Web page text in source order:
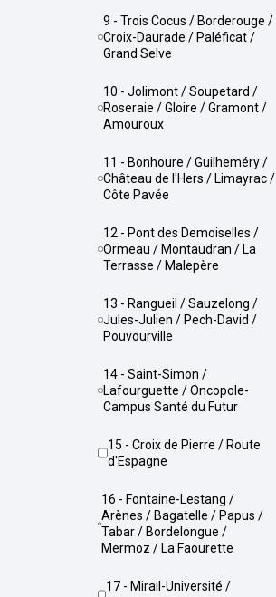
9 - Trois Cocus / Borderouge /
Croix-Daurade / Paléficat /
Grand Selve
10 - Jolimont / Soupetard /
Roseraie / Gloire / Gramont /
Amouroux
11 - Bonhoure / Guilheméry /
Château de l'Hers / Limayrac /
Côte Pavée
12 - Pont des Demoiselles /
Ormeau / Montaudran / La
Terrasse / Malepère
13 - Rangueil / Sauzelong /
Jules-Julien / Pech-David /
Pouvourville
14 - Saint-Simon /
Lafourguette / Oncopole-
Campus Santé du Futur
15 - Croix de Pierre / Route
d'Espagne
16 - Fontaine-Lestang /
Arènes / Bagatelle / Papus /
Tabar / Bordelongue /
Mermoz / La Faourette
17 - Mirail-Université /